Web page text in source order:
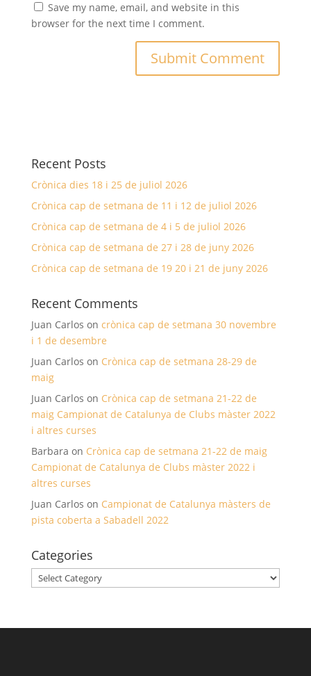
Save my name, email, and website in this
browser for the next time I comment.
Recent Posts
Crònica dies 18 i 25 de juliol 2026
Crònica cap de setmana de 11 i 12 de juliol 2026
Crònica cap de setmana de 4 i 5 de juliol 2026
Crònica cap de setmana de 27 i 28 de juny 2026
Crònica cap de setmana de 19 20 i 21 de juny 2026
Recent Comments
Juan Carlos on crònica cap de setmana 30 novembre
i 1 de desembre
Juan Carlos on Crònica cap de setmana 28-29 de
maig
Juan Carlos on Crònica cap de setmana 21-22 de
maig Campionat de Catalunya de Clubs màster 2022
i altres curses
Barbara on Crònica cap de setmana 21-22 de maig
Campionat de Catalunya de Clubs màster 2022 i
altres curses
Juan Carlos on Campionat de Catalunya màsters de
pista coberta a Sabadell 2022
Categories
Categories